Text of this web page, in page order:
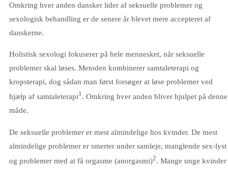
Omkring hver anden dansker lider af seksuelle problemer og
sexologisk behandling er de senere år blevet mere accepteret af
danskerne.
Holistisk sexologi fokuserer på hele mennesket, når seksuelle
problemer skal løses. Metoden kombinerer samtaleterapi og
kropsterapi, dog sådan man først forsøger at løse problemer ved
hjælp af samtaleterapi1. Omkring hver anden bliver hjulpet på denne
måde.
De seksuelle problemer er mest almindelige hos kvinder. De mest
almindelige problemer er smerter under samleje, manglende sex-lyst
og problemer med at få orgasme (anorgasmi)2. Mange unge kvinder